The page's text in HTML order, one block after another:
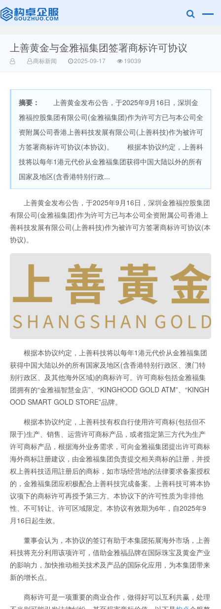
赣州兰之新知
上善黄金与金雅福集团签署商标许可协议
商标新闻 2025-09-17 19039
摘要：
上善黄金发布公告，于2025年9月16日，深圳金
雅福控股集团有限公司(金雅福集团)作为许可方已与本公司全
资附属公司香港上善科技发展有限公司(上善科技)作为被许可
方签署商标许可协议(本协议)。 根据本协议约定，上善科
技将以每年1港元代价从金雅福集团获得中国大陆以外的所有
国家及地区(含香港特别行政...
上善黄金发布公告，于2025年9月16日，深圳金雅福控股集团
有限公司(金雅福集团)作为许可方已与本公司全资附属公司香港上
善科技发展有限公司(上善科技)作为被许可方签署商标许可协议(本
协议)。
根据本协议约定，上善科技将以每年1港元代价从金雅福集团
获得中国大陆以外的所有国家及地区(含香港特别行政区、澳门特
别行政区、及其他海外区域)的商标许可。许可商标包括金雅福集
团拥有的“金雅福智慧金店”、“KINGHOOD GOLD ATM”、“KINGH
OOD SMART GOLD STORE”品牌。
根据本协议约定，上善科技有权自行使用许可商标(包括但不
限于)生产、销售、运营许可商标产品，或者指定第三方代为生产
许可商标产品，根据海外业务需求，可向金雅福集团提出许可商标
海外商标註册建议，由金雅福集团负责提交相关商标的註册，并授
权上善科技适用註册后的商标，如市场经营地的法律要求备案授权
的，金雅福集团应积极配合上善科技完成备案。上善科技可将本协
议项下的商标许可再授予第三方。本协议下的许可性质为非排他
性、不可转让、许可区域限定。本协议有效期为6年，自2025年9
月16日起生效。
董事会认为，本协议的签订有助于本集团拓展海外市场，上善
科技将充分利用该项许可，借助金雅福品牌在国际珠宝及黄金产业
的影响力，加快推动相关技术及产品的国际化应用，为本集团带来
新的增长点。
商标许可是一项重要的商业合作，做得好可以互利共赢，处理